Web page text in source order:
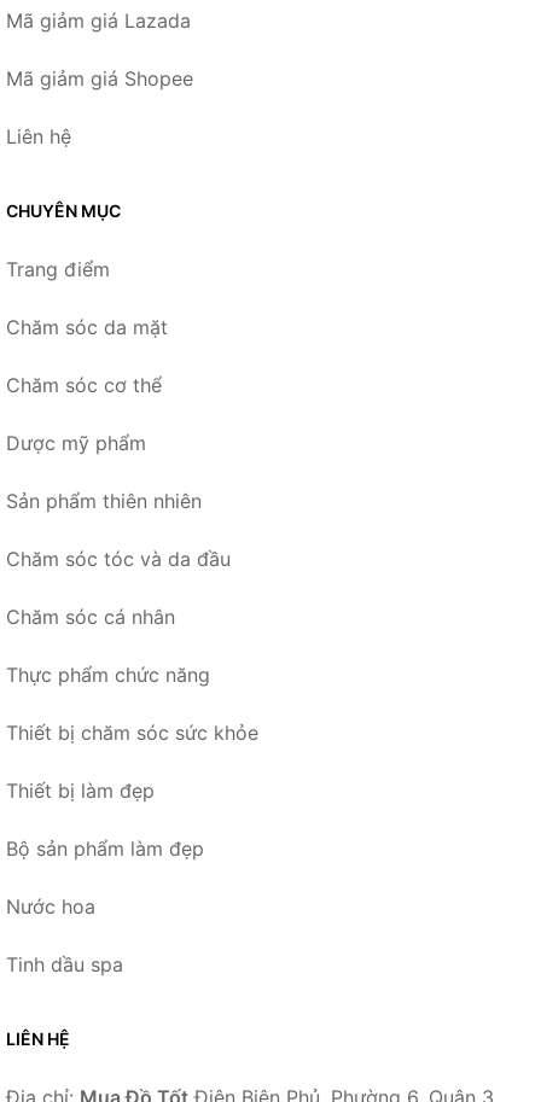
Mã giảm giá Lazada
Mã giảm giá Shopee
Liên hệ
CHUYÊN MỤC
Trang điểm
Chăm sóc da mặt
Chăm sóc cơ thể
Dược mỹ phẩm
Sản phẩm thiên nhiên
Chăm sóc tóc và da đầu
Chăm sóc cá nhân
Thực phẩm chức năng
Thiết bị chăm sóc sức khỏe
Thiết bị làm đẹp
Bộ sản phẩm làm đẹp
Nước hoa
Tinh dầu spa
LIÊN HỆ
Địa chỉ: Mua Đồ Tốt Điện Biên Phủ, Phường 6, Quận 3,